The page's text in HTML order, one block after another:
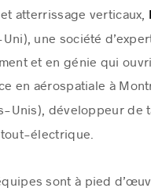
atterrissage verticaux,
Uni), une société
et en génie qui
en aérospatiale à
Unis), développeur de
électrique.
sont à pied